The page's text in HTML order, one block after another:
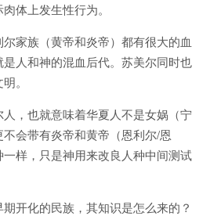
体上发生性行为。
家族（黄帝和炎帝）都有很大的血
人和神的混血后代。苏美尔同时也
。
，也就意味着华夏人不是女娲（宁
会带有炎帝和黄帝（恩利尔/恩
样，只是神用来改良人种中间测试
开化的民族，其知识是怎么来的？